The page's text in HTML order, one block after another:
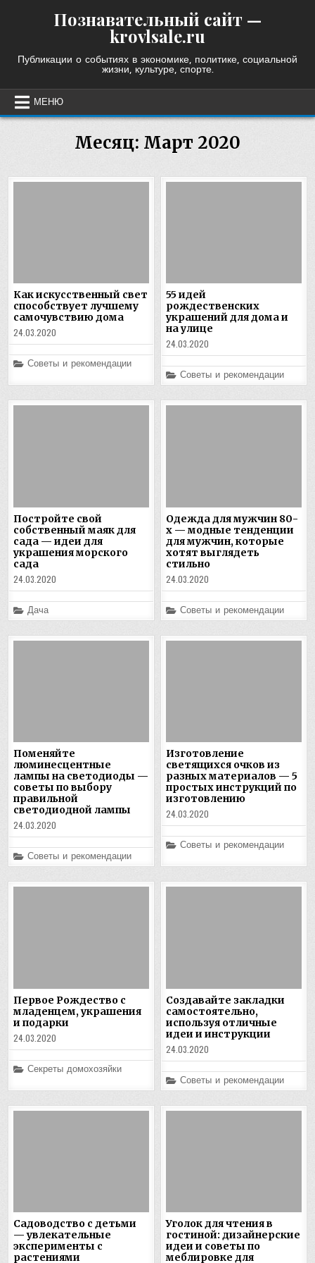
Познавательный сайт —
krovlsale.ru
Публикации о событиях в экономике, политике, социальной
жизни, культуре, спорте.
МЕНЮ
Месяц: Март 2020
Как искусственный свет
способствует лучшему
самочувствию дома
24.03.2020
Posted
Советы и рекомендации
55 идей
рождественских
украшений для дома и
на улице
24.03.2020
Posted
in
Советы и рекомендации
Постройте свой
собственный маяк для
сада — идеи для
украшения морского
сада
24.03.2020
Posted
in
Дача
Одежда для мужчин 80-
х — модные тенденции
для мужчин, которые
хотят выглядеть
стильно
24.03.2020
Posted
in
Советы и рекомендации
Поменяйте
люминесцентные
лампы на светодиоды —
советы по выбору
правильной
светодиодной лампы
24.03.2020
Posted
in
Советы и рекомендации
Изготовление
светящихся очков из
разных материалов — 5
простых инструкций по
изготовлению
24.03.2020
Posted
Советы и рекомендации
Первое Рождество с
младенцем, украшения
и подарки
24.03.2020
Posted
Секреты домохозяйки
Создавайте закладки
самостоятельно,
используя отличные
идеи и инструкции
24.03.2020
Posted
in
Советы и рекомендации
Садоводство с детьми
— увлекательные
эксперименты с
растениями
Уголок для чтения в
гостиной: дизайнерские
идеи и советы по
меблировке для